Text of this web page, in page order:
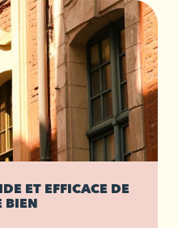
ET EFFICACE DE
BIEN